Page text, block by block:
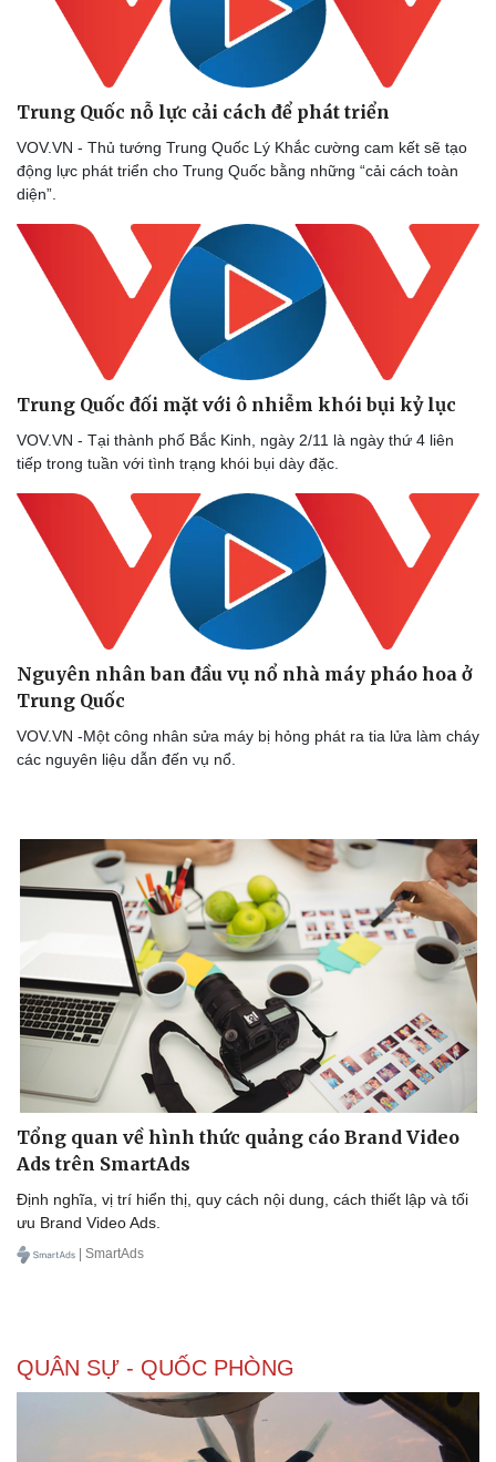
Bóng đá
Thế giới thể thao
Trung Quốc nỗ lực cải cách để phát triển
VOV.VN - Thủ tướng Trung Quốc Lý Khắc cường cam kết sẽ tạo
động lực phát triển cho Trung Quốc bằng những “cải cách toàn
diện”.
Trung Quốc đối mặt với ô nhiễm khói bụi kỷ lục
VOV.VN - Tại thành phố Bắc Kinh, ngày 2/11 là ngày thứ 4 liên
tiếp trong tuần với tình trạng khói bụi dày đặc.
Nguyên nhân ban đầu vụ nổ nhà máy pháo hoa ở
Trung Quốc
VOV.VN -Một công nhân sửa máy bị hỏng phát ra tia lửa làm cháy
các nguyên liệu dẫn đến vụ nổ.
Tổng quan về hình thức quảng cáo Brand Video
Ads trên SmartAds
Định nghĩa, vị trí hiển thị, quy cách nội dung, cách thiết lập và tối
ưu Brand Video Ads.
| SmartAds
QUÂN SỰ - QUỐC PHÒNG